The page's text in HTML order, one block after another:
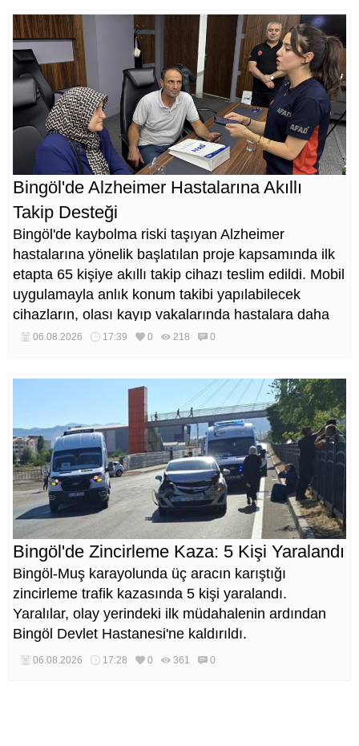
Bingöl'de Alzheimer Hastalarına Akıllı
Takip Desteği
Bingöl'de kaybolma riski taşıyan Alzheimer
hastalarına yönelik başlatılan proje kapsamında ilk
etapta 65 kişiye akıllı takip cihazı teslim edildi. Mobil
uygulamayla anlık konum takibi yapılabilecek
cihazların, olası kayıp vakalarında hastalara daha
kısa sürede ulaşılmasını sağlaması hedefleniyor.
06.08.2026 17:39 0 218 0
Bingöl'de Zincirleme Kaza: 5 Kişi Yaralandı
Bingöl-Muş karayolunda üç aracın karıştığı
zincirleme trafik kazasında 5 kişi yaralandı.
Yaralılar, olay yerindeki ilk müdahalenin ardından
Bingöl Devlet Hastanesi'ne kaldırıldı.
06.08.2026 17:28 0 361 0